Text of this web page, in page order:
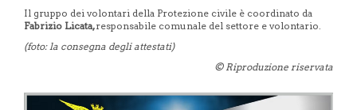
Il gruppo dei volontari della Protezione civile è coordinato da
Fabrizio Licata,responsabile comunale del settore e volontario.
(foto: la consegna degli attestati)
© Riproduzione riservata